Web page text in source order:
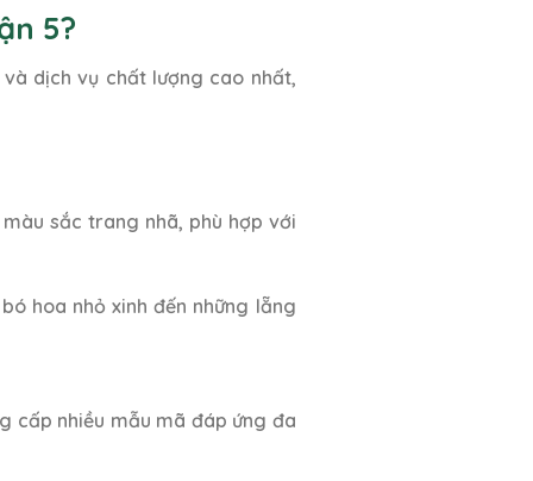
5?
dịch vụ chất lượng cao nhất,
sắc trang nhã, phù hợp với
hoa nhỏ xinh đến những lẵng
cấp nhiều mẫu mã đáp ứng đa